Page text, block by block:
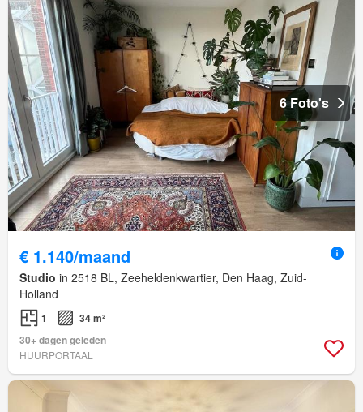
6 Foto's
€ 1.140/maand
Studio in 2518 BL, Zeeheldenkwartier, Den Haag, Zuid-
Holland
1
34 m²
30+ dagen geleden
HUURPORTAAL